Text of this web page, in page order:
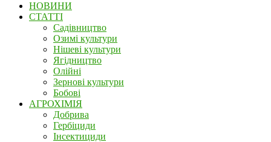
НОВИНИ
СТАТТІ
Садівництво
Озимі культури
Нішеві культури
Ягідництво
Олійні
Зернові культури
Бобові
АГРОХІМІЯ
Добрива
Гербіциди
Інсектициди